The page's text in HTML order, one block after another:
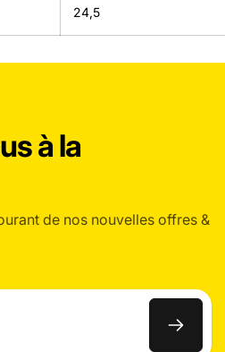
‎24,5
à la
de nos nouvelles offres &